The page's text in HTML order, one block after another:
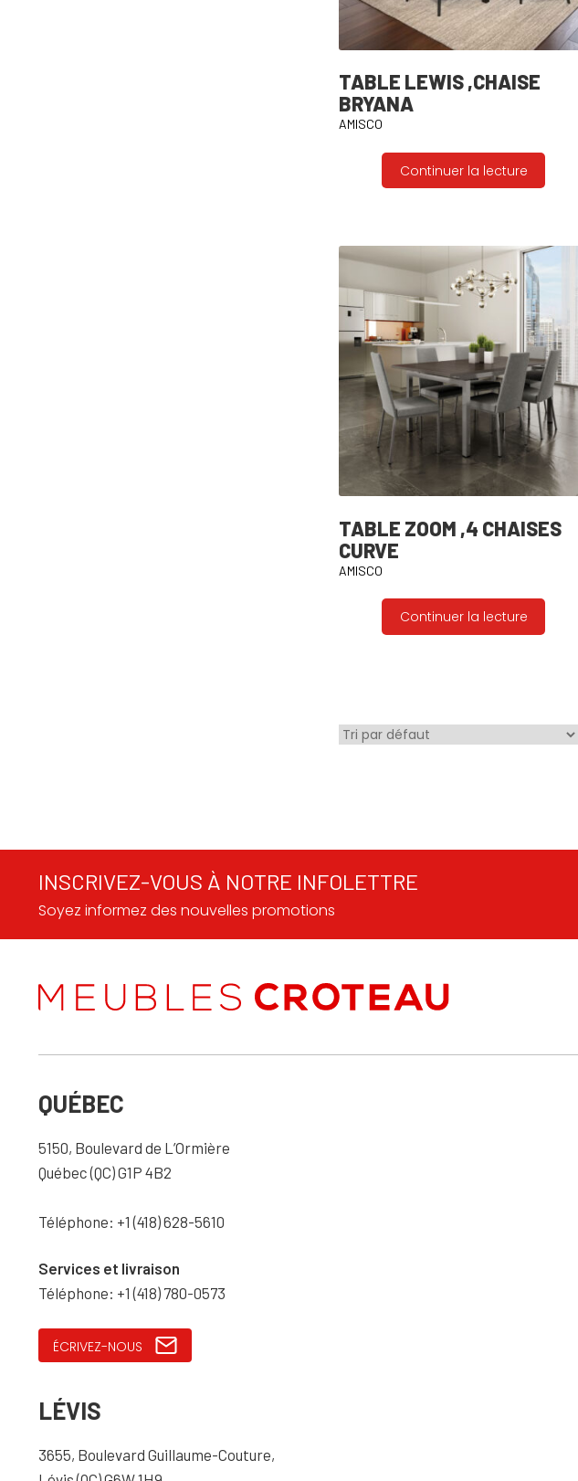
TABLE LEWIS ,CHAISE
BRYANA
AMISCO
Continuer la lecture
TABLE ZOOM ,4 CHAISES
CURVE
AMISCO
Continuer la lecture
INSCRIVEZ-VOUS À NOTRE INFOLETTRE
Soyez informez des nouvelles promotions
QUÉBEC
5150, Boulevard de L’Ormière
Québec (QC) G1P 4B2
Téléphone: +1 (418) 628-5610
Services et livraison
Téléphone: +1 (418) 780-0573
ÉCRIVEZ-NOUS
LÉVIS
3655, Boulevard Guillaume-Couture,